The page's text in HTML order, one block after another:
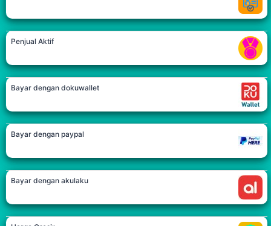
Penjual Aktif
Bayar dengan dokuwallet
Bayar dengan paypal
Bayar dengan akulaku